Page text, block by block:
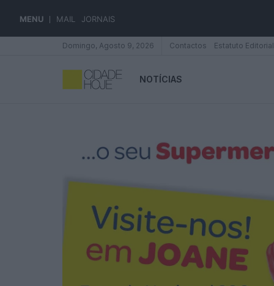
MENU MAIL JORNAIS
Domingo, Agosto 9, 2026 Contactos Estatuto Editorial
NOTÍCIAS